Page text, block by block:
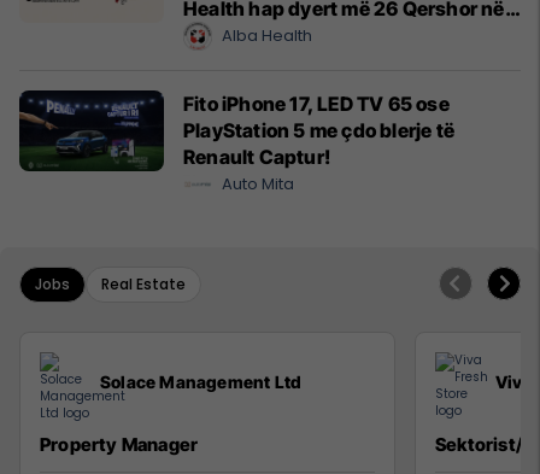
Health hap dyert më 26 Qershor në
CyrihAlba Health
Fito iPhone 17, LED TV 65 ose
PlayStation 5 me çdo blerje të
Renault Captur!
Auto Mita
Jobs Real Estate
Solace Management Ltd
Property Manager
Viva
Sektorist/e